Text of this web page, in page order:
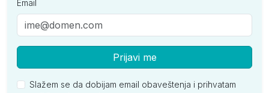
Email
Prijavi me
Slažem se da dobijam email obaveštenja i prihvatam